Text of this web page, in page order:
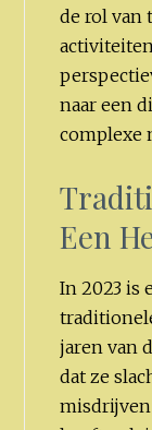
de rol van
naar een
complexe
Een
In 2023 is
jaren van
dat ze
misdrijven